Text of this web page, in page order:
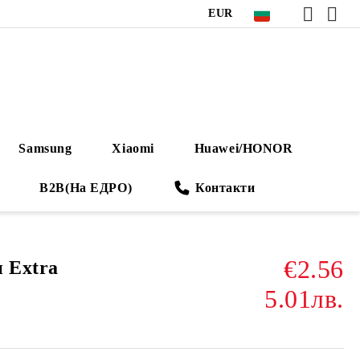
EUR
Samsung Xiaomi Huawei/HONOR
B2B(На ЕДРО) Контакти
Extra
€2.56
5.01лв.